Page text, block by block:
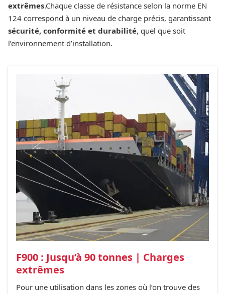
extrêmes.Chaque classe de résistance selon la norme EN
124 correspond à un niveau de charge précis, garantissant
sécurité, conformité et durabilité, quel que soit
l’environnement d’installation.
F900 : Jusqu’à 90 tonnes | Charges
extrêmes
Pour une utilisation dans les zones où l’on trouve des